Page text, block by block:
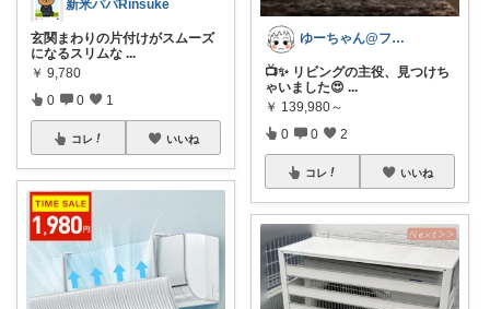
新米パパRinsuke
玄関まわりの片付けがスムーズ
になるスリムな ...
￥ 9,780
0 0 1
コレ いいね
ゆーちゃん@フォロワーさまから購入💕
📺✨ リビングの主役、見つけち
ゃいました😍 ...
￥ 139,980～
0 0 2
コレ いいね